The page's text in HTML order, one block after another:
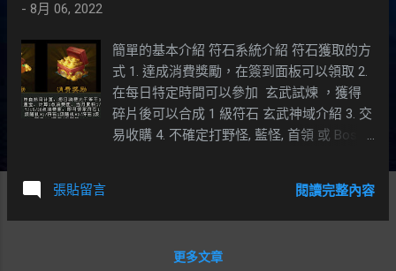
章- 8月 06, 2022
簡單的基本介紹 符石系統介紹 符石獲取的方
式 1. 達成消費獎勵，在簽到面板可以領取 2.
在每日特定時間可以參加 玄武試煉 ，獲得
碎片後可以合成 1 級符石 玄武神域介紹 3. 交
易收購 4. 不確定打野怪, 藍怪, 首領 或 Boss
1, 2 級符石為例子 在交易頻道收凝神沙需要
1000 ~ 1200 萬，有看過 拍賣行 打包 3 個賣
看到，百分之百成功需要用到 4 個黃碎，當
張貼留言 閱讀完整內容
更多文章